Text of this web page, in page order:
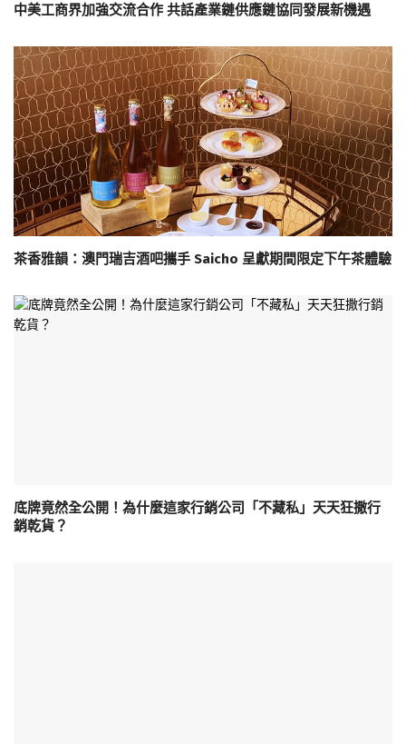
中美工商界加強交流合作 共話產業鏈供應鏈協同發展新機遇
茶香雅韻：澳門瑞吉酒吧攜手 Saicho 呈獻期間限定下午茶體驗
底牌竟然全公開！為什麼這家行銷公司「不藏私」天天狂撒行
銷乾貨？